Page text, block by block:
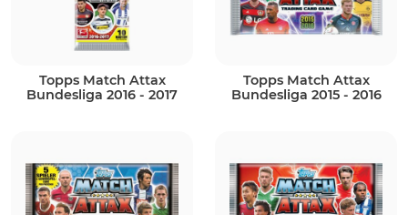
Topps Match Attax
Bundesliga 2016 - 2017
Topps Match Attax
Bundesliga 2015 - 2016